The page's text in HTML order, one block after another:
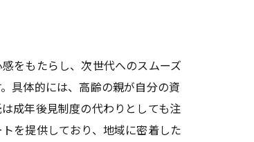
をもたらし、次世代へのスムーズ
具体的には、高齢の親が自分の資
成年後見制度の代わりとしても注
を提供しており、地域に密着した